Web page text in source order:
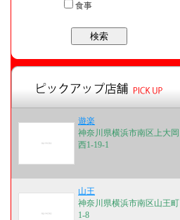
食事
遊楽
神奈川県横浜市南区上大岡
西1-19-1
山王
神奈川県横浜市南区山王町
1-8